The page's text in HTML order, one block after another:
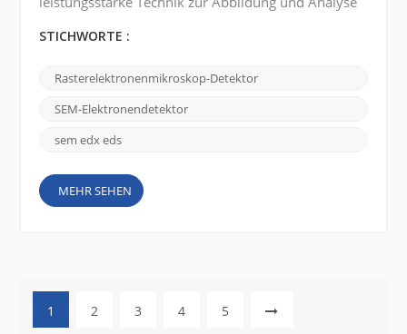
Elektronendetektoren sind wichtige Komponenten
und deren Umwandlung in elektrische Signale
verantwortlich. Um genaue und zuverlässige
Ergebnisse zu erzielen, ist die Wahl des richtigen
STICHWORTE :
Rasterelektronenmikroskop-Detektor
SEM-Elektronendetektor
sem edx eds
MEHR SEHEN
1 2 3 4 5